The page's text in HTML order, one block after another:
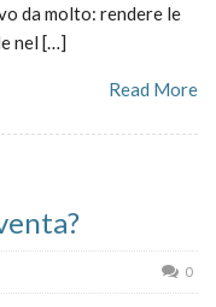
da molto: rendere le
nel […]
Read More
0